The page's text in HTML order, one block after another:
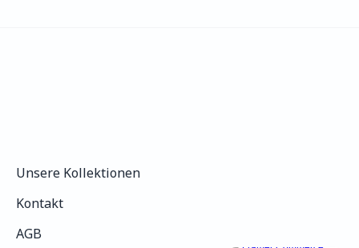
Unsere Kollektionen
Kontakt
AGB